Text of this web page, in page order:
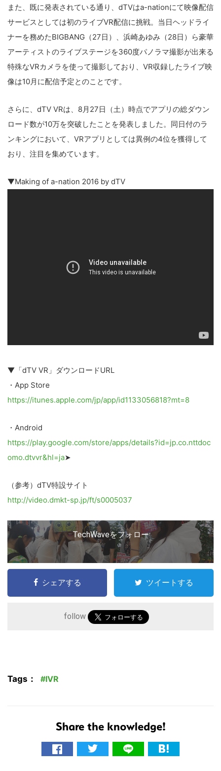
また、既に発表されている通り、dTVはa-nationにて映像配信
サービスとしては初のライブVR配信に挑戦。当日ヘッドライ
ナーを務めたBIGBANG（27日）、浜崎あゆみ（28日）ら豪華
アーティストのライブステージを360度パノラマ撮影が出来る
特殊なVRカメラを使って撮影しており、VR収録したライブ映
像は10月に配信予定とのことです。
さらに、dTV VRは、8月27日（土）時点でアプリの総ダウン
ロード数が10万を突破したことを発表しました。同日付のラ
ンキングにおいて、VRアプリとしては異例の4位を獲得して
おり、注目を集めています。
▼Making of a-nation 2016 by dTV
▼「dTV VR」ダウンロードURL
・App Store
https://itunes.apple.com/jp/app/id1133056818?mt=8
・Android
https://play.google.com/store/apps/details?id=jp.co.nttdoc
omo.dtvvr&hl=ja➤
（参考）dTV特設サイト
http://video.dmkt-sp.jp/ft/s0005037
TechWaveをフォロー
シェアする ツイートする
follow
Tags： IVR
Share the knowledge!
こ
の
イ
ト
を
検
す